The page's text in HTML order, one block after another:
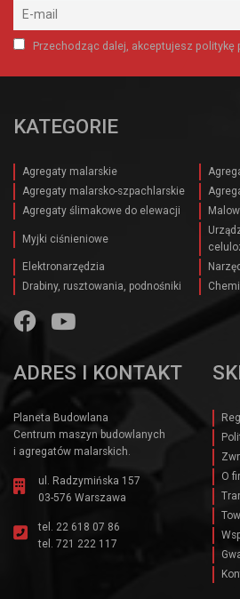
Przechodząc dalej, akceptujesz politykę
KATEGORIE
Agregaty malarskie
Agregaty malarsko-szpachlarskie
Agregaty ślimakowe do elewacji
Myjki ciśnieniowe
Elektronarzędzia
Drabiny, rusztowania, podnośniki
ADRES I KONTAKT
Planeta Budowlana
Centrum maszyn budowlanych
i agregatów malarskich.
ul. Radzymińska 157
03-576 Warszawa
tel. 22 618 07 86
tel. 721 222 117
O